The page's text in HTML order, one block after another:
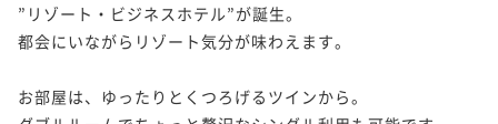
”リゾート・ビジネスホテル”が誕生。
都会にいながらリゾート気分が味わえます。
お部屋は、ゆったりとくつろげるツインから。